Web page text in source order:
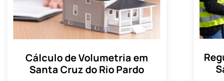
Cálculo de Volumetria em
Santa Cruz do Rio Pardo